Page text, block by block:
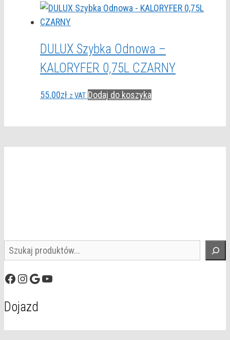
DULUX Szybka Odnowa –
KALORYFER 0,75L CZARNY
55.00zł z VAT Dodaj do koszyka
Szukaj
Facebook
Instagram
GoogleYouTube
Dojazd